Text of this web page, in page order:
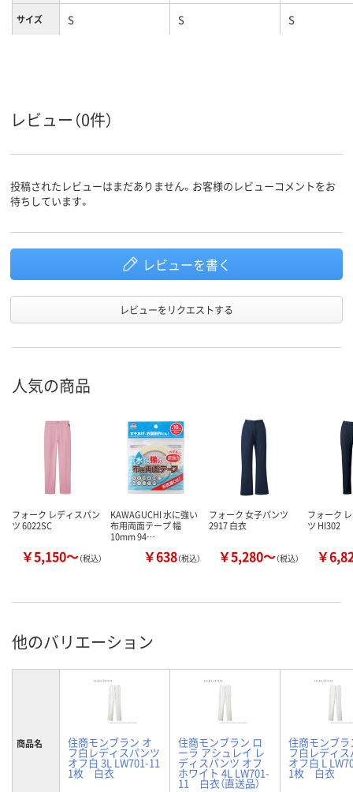
サイズ S S S
レビュー（0件）
投稿されたレビューはまだありません。お客様のレビューコメントをお
待ちしています。
レビューを書く
レビューをリクエストする
人気の商品
フォーク レディスパン
ツ 6022SC
￥5,150～（税込）
KAWAGUCHI 水に強い
布用両面テープ 幅
10mm 94…
￥638（税込）
フォーク 女子パンツ
2917 白衣
￥5,280～（税込）
フォーク
ツ HI302
￥
他のバリエーション
商品名 住商モンブラン オ
フ白レディスパンツ
オフ白 3L LW701-11
1枚 白衣
住商モンブラン ロ
ーラ アシュレイ レ
ディスパンツ オフ
ホワイト 4L LW701-
11 白衣（直送品）
住商モンブラ
フ白レディ
オフ白 L
1枚 白衣